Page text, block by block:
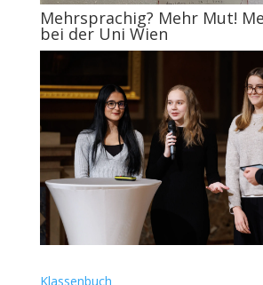
Mehrsprachig? Mehr Mut!
bei der Uni Wien
Klassenbuch